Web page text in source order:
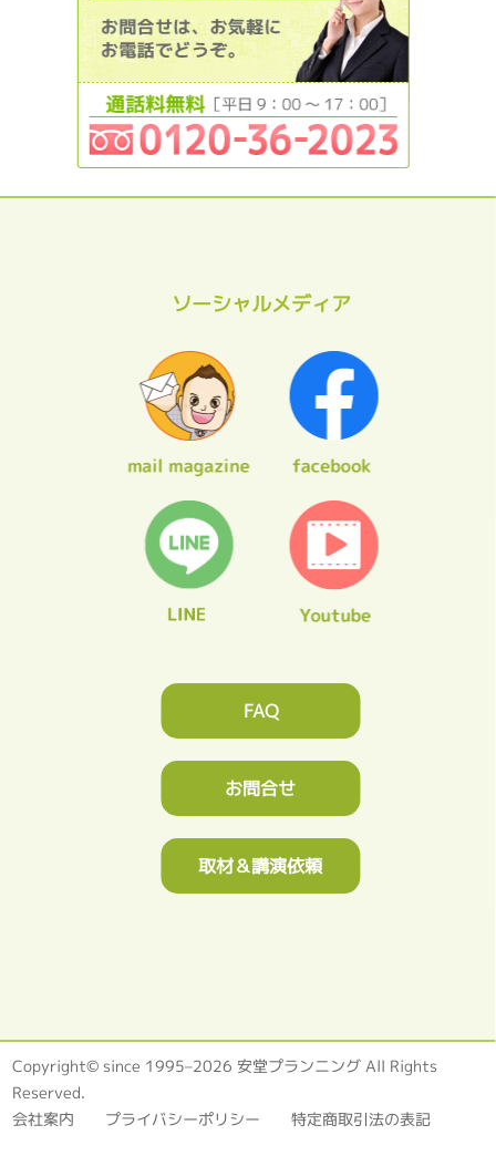
ソーシャルメディア
FAQ
お問合せ
取材＆講演依頼
Copyright© since 1995–2026 安堂プランニング All Rights
Reserved.
会社案内 プライバシーポリシー 特定商取引法の表記